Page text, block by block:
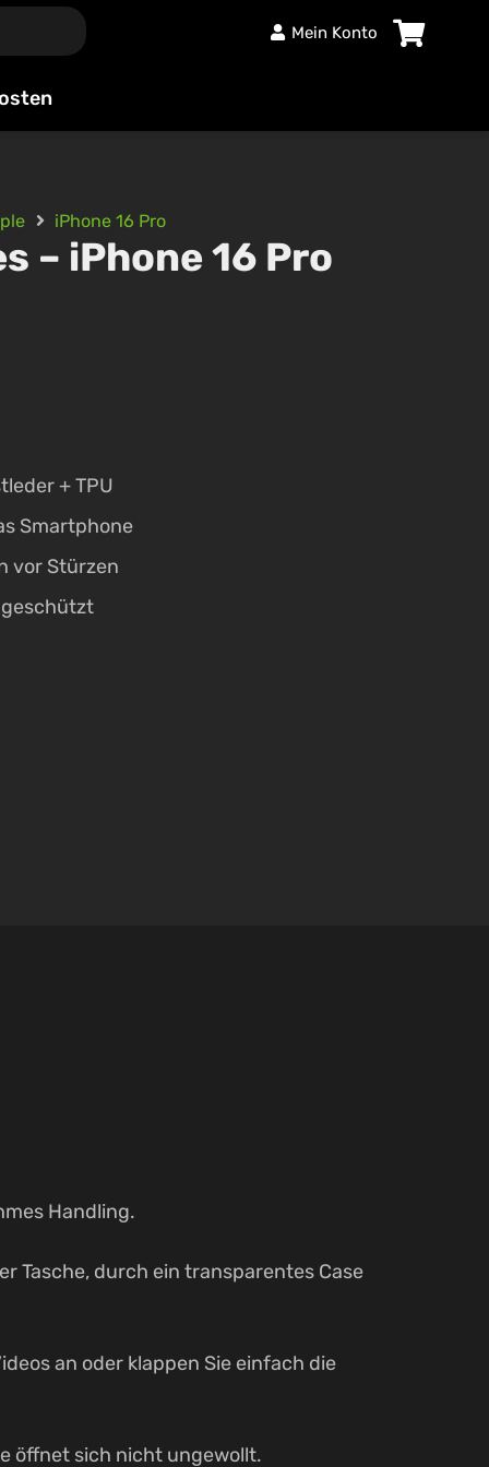
Mein Konto
iPhone 16 Pro
– iPhone 16 Pro
+ TPU
Smartphone
vor Stürzen
Handling.
Tasche, durch ein transparentes Case
an oder klappen Sie einfach die
öffnet sich nicht ungewollt.